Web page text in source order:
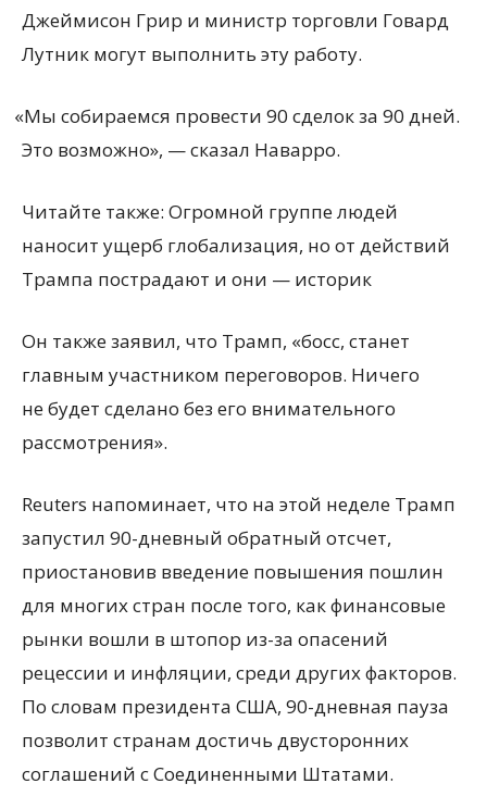
Джеймисон Грир и министр торговли Говард
Лутник могут выполнить эту работу.
«Мы собираемся провести 90 сделок за 90 дней.
Это возможно», — сказал Наварро.
Читайте также: Огромной группе людей
наносит ущерб глобализация, но от действий
Трампа пострадают и они — историк
Он также заявил, что Трамп, «босс, станет
главным участником переговоров. Ничего
не будет сделано без его внимательного
рассмотрения».
Reuters напоминает, что на этой неделе Трамп
запустил 90-дневный обратный отсчет,
приостановив введение повышения пошлин
для многих стран после того, как финансовые
рынки вошли в штопор из-за опасений
рецессии и инфляции, среди других факторов.
По словам президента США, 90-дневная пауза
позволит странам достичь двусторонних
соглашений с Соединенными Штатами.